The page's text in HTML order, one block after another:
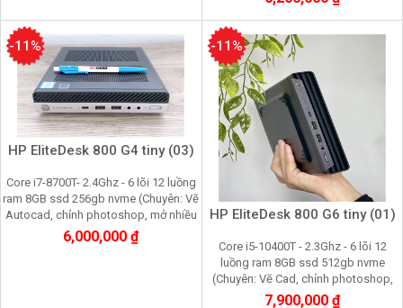
tiện)
HP EliteDesk 800 G4 tiny (03)
Core i7-8700T- 2.4Ghz - 6 lõi 12 luồng
ram 8GB ssd 256gb nvme (Chuyên: Vẽ
Autocad, chỉnh photoshop, mở nhiều
trình duyệt web, giả trí đa phương
tiện)
6,000,000 ₫
-11%
HP EliteDesk 800 G6 tiny (01)
Core i5-10400T - 2.3Ghz - 6 lõi 12
luồng ram 8GB ssd 512gb nvme
(Chuyên: Vẽ Cad, chỉnh photoshop,
mở nhiều trình duyệt web, giả trí đa
7,900,000 ₫
-11%